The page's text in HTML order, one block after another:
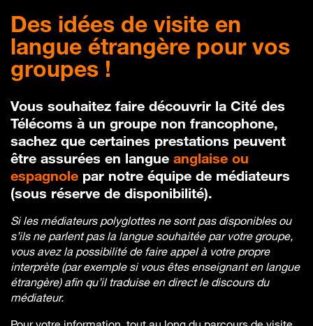
Des idées de visite en
langue étrangère pour vos
groupes !
Vous souhaitez faire découvrir la Cité des
Télécoms à un groupe non francophone,
sachez que certaines prestations peuvent
être assurées en langue anglaise ou
espagnole par notre équipe de médiateurs
(sous réserve de disponibilité).
Si les médiateurs polyglottes ne sont pas disponibles ou
s’ils ne parlent pas la langue souhaitée par votre groupe,
vous avez la possibilité de faire appel à votre propre
interprète (par exemple si vous êtes enseignant en langue
étrangère) afin qu’il traduise en direct le discours du
médiateur.